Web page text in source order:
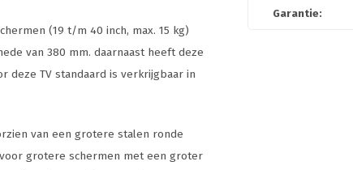
(19 t/m 40 inch, max. 15 kg)
van 380 mm. daarnaast heeft deze
deze TV standaard is verkrijgbaar in
van een grotere stalen ronde
grotere schermen met een groter
Garantie: